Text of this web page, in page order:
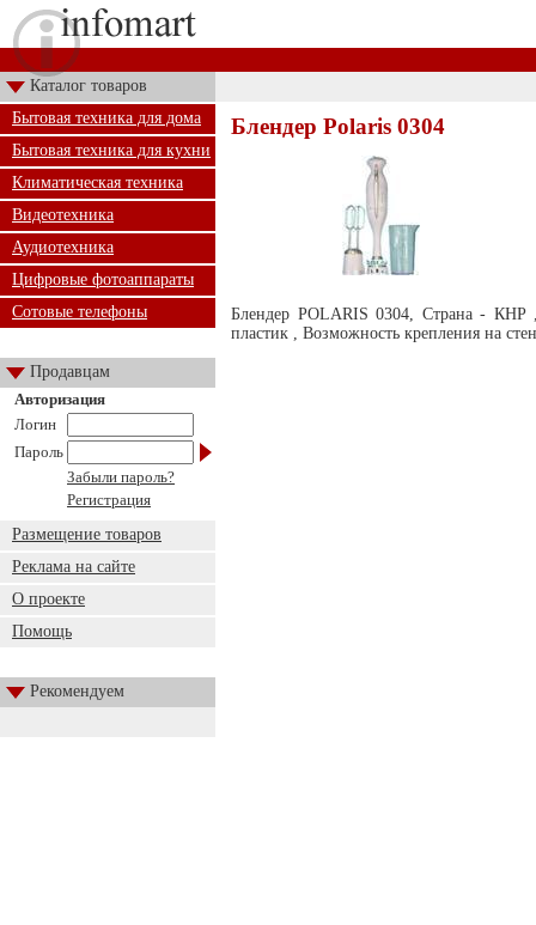
Каталог товаров
Бытовая техника для дома
Бытовая техника для кухни
Климатическая техника
Видеотехника
Аудиотехника
Цифровые фотоаппараты
Сотовые телефоны
Продавцам
Авторизация
Логин
Пароль
Забыли пароль?
Регистрация
Размещение товаров
Реклама на сайте
О проекте
Помощь
Рекомендуем
Блендер Polaris 0304
Блендер POLARIS 0304, Страна - КНР
пластик , Возможность крепления на